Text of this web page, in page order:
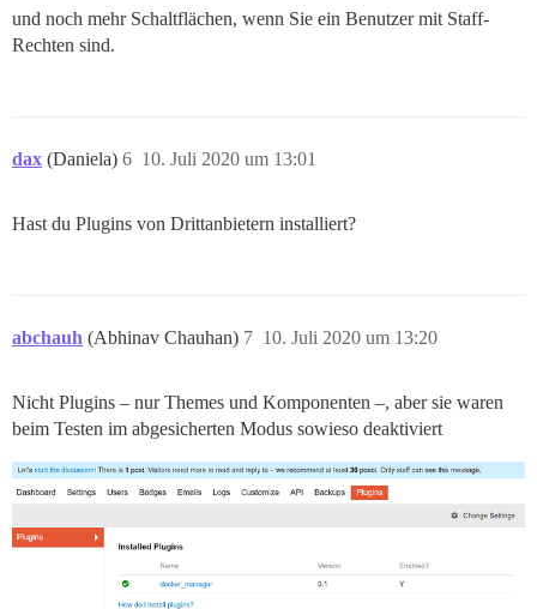
und noch mehr Schaltflächen, wenn Sie ein Benutzer mit Staff-
Rechten sind.
dax (Daniela) 10. Juli 2020 um 13:01
6
Hast du Plugins von Drittanbietern installiert?
abchauh (Abhinav Chauhan) 10. Juli 2020 um 13:20
7
Nicht Plugins – nur Themes und Komponenten –, aber sie waren
beim Testen im abgesicherten Modus sowieso deaktiviert